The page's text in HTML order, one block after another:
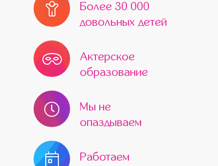
Более 30 000
довольных детей
Актерское
образование
Мы не
опаздываем
Работаем